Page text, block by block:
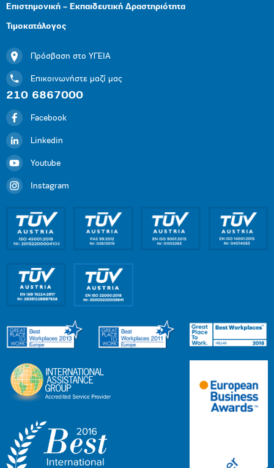
Επιστημονική – Εκπαιδευτική Δραστηριότητα
Τιμοκατάλογος
Πρόσβαση στο ΥΓΕΙΑ
Επικοινωνήστε μαζί μας
210 6867000
Facebook
Linkedin
Youtube
Instagram